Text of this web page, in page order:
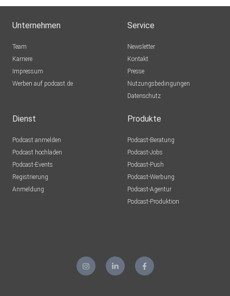
Unternehmen
Team
Karriere
Impressum
Werben auf podcast.de
Service
Newsletter
Kontakt
Presse
Nutzungsbedingungen
Datenschutz
Dienst
Podcast anmelden
Podcast hochladen
Podcast-Events
Registrierung
Anmeldung
Produkte
Podcast-Beratung
Podcast-Jobs
Podcast-Push
Podcast-Werbung
Podcast-Agentur
Podcast-Produktion